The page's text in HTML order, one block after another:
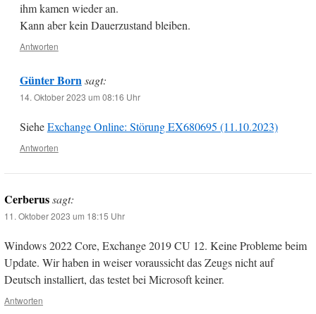
ihm kamen wieder an.
Kann aber kein Dauerzustand bleiben.
Antworten
Günter Born sagt:
14. Oktober 2023 um 08:16 Uhr
SieheExchange Online: Störung EX680695 (11.10.2023)
Antworten
Cerberussagt:
11. Oktober 2023 um 18:15 Uhr
Windows 2022 Core, Exchange 2019 CU 12. Keine Probleme beim
Update. Wir haben in weiser voraussicht das Zeugs nicht auf
Deutsch installiert, das testet bei Microsoft keiner.
Antworten